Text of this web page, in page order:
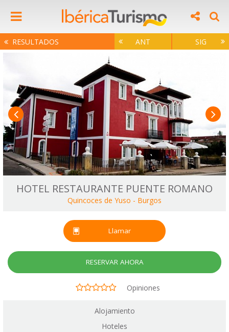
RESULTADOS ANT SIG
HOTEL RESTAURANTE PUENTE ROMANO
Quincoces de Yuso - Burgos
Llamar
RESERVAR AHORA
Opiniones
Alojamiento
Hoteles